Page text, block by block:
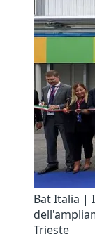
Bat Italia |
Trieste